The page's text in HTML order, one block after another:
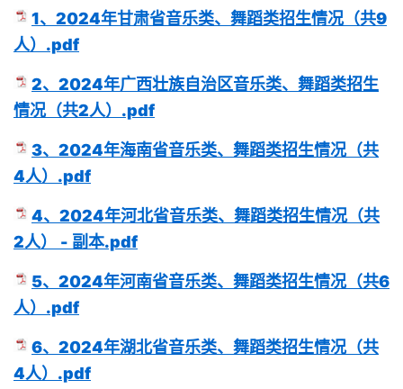
1、2024年甘肃省音乐类、舞蹈类招生情况（共9
人）.pdf
2、2024年广西壮族自治区音乐类、舞蹈类招生
情况（共2人）.pdf
3、2024年海南省音乐类、舞蹈类招生情况（共
4人）.pdf
4、2024年河北省音乐类、舞蹈类招生情况（共
2人） - 副本.pdf
5、2024年河南省音乐类、舞蹈类招生情况（共6
人）.pdf
6、2024年湖北省音乐类、舞蹈类招生情况（共
4人）.pdf